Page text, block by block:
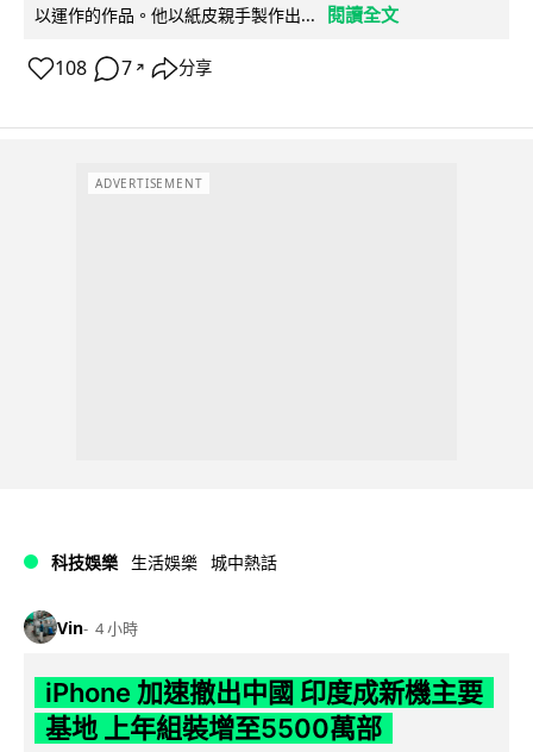
以運作的作品。他以紙皮親手製作出...
閱讀全文
108 7 ↗ 分享
ADVERTISEMENT
科技娛樂 生活娛樂 城中熱話
Vin 4 小時
iPhone 加速撤出中國 印度成新機主要
基地 上年組裝增至5500萬部